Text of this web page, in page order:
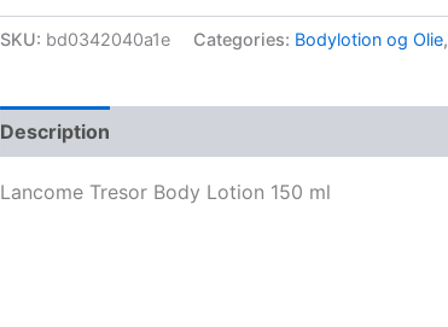
SKU: bd0342040a1e Categories: Bodylotion og Olie,
Description
Lancome Tresor Body Lotion 150 ml